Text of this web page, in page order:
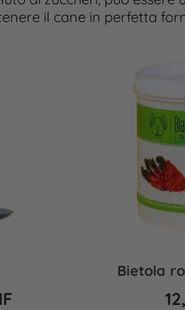
il cane in perfetta
Bietola